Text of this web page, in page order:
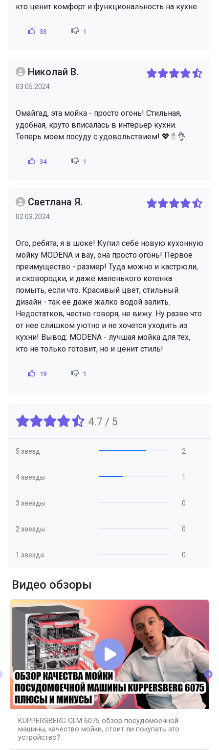
кто ценит комфорт и функциональность на кухне.
33 1
Николай В.
03.05.2024
Омайгад, эта мойка - просто огонь! Стильная,
удобная, круто вписалась в интерьер кухни.
Теперь моем посуду с удовольствием! 💖🚿👌
34 1
Светлана Я.
02.03.2024
Ого, ребята, я в шоке! Купил себе новую кухонную
мойку MODENA и вау, она просто огонь! Первое
преимущество - размер! Туда можно и кастрюли,
и сковородки, и даже маленького котенка
помыть, если что. Красивый цвет, стильный
дизайн - так ее даже жалко водой залить.
Недостатков, честно говоря, не вижу. Ну разве что
от нее слишком уютно и не хочется уходить из
кухни! Вывод: MODENA - лучшая мойка для тех,
кто не только готовит, но и ценит стиль!
19 1
4.7 / 5
5 звезд 2
4 звезды 1
3 звезды 0
2 звезды 0
1 звезда 0
Видео обзоры
KUPPERSBERG GLM 6075 обзор посудомоечной
машины, качество мойки, стоит ли покупать это
устройство?